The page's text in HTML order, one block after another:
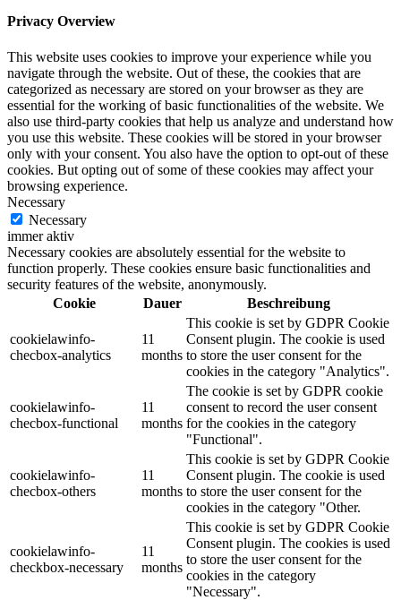
Privacy Overview
This website uses cookies to improve your experience while you
navigate through the website. Out of these, the cookies that are
categorized as necessary are stored on your browser as they are
essential for the working of basic functionalities of the website. We
also use third-party cookies that help us analyze and understand how
you use this website. These cookies will be stored in your browser
only with your consent. You also have the option to opt-out of these
cookies. But opting out of some of these cookies may affect your
browsing experience.
Necessary
Necessary
immer aktiv
Necessary cookies are absolutely essential for the website to
function properly. These cookies ensure basic functionalities and
security features of the website, anonymously.
Cookie
Dauer Beschreibung
cookielawinfo-
checbox-analytics
11
months
This cookie is set by GDPR Cookie
Consent plugin. The cookie is used
to store the user consent for the
cookies in the category "Analytics".
cookielawinfo-
checbox-functional
11
months
The cookie is set by GDPR cookie
consent to record the user consent
for the cookies in the category
"Functional".
cookielawinfo-
checbox-others
11
months
This cookie is set by GDPR Cookie
Consent plugin. The cookie is used
to store the user consent for the
cookies in the category "Other.
cookielawinfo-
checkbox-necessary
11
months
This cookie is set by GDPR Cookie
Consent plugin. The cookies is used
to store the user consent for the
cookies in the category
"Necessary".